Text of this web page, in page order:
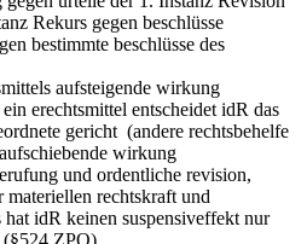
Rekurs gegen beschlüsse
bestimmte beschlüsse des
aufsteigende wirkung
erechtsmittel entscheidet idR das
gericht (andere rechtsbehelfe
wirkung
und ordentliche revision,
materiellen rechtskraft und
idR keinen suspensiveffekt nur
(§524 ZPO)